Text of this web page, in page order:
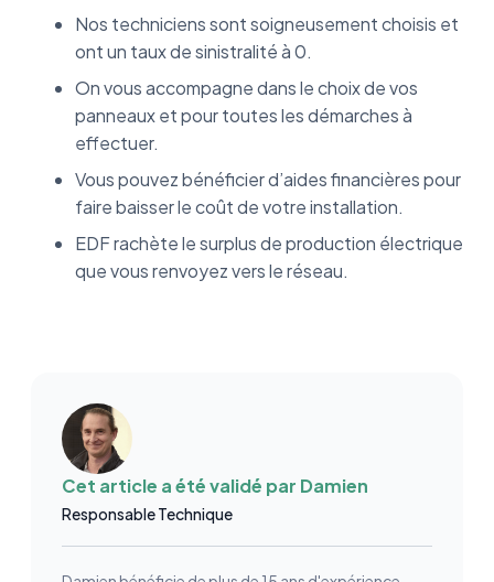
Nos techniciens sont soigneusement choisis et
ont un taux de sinistralité à 0.
On vous accompagne dans le choix de vos
panneaux et pour toutes les démarches à
effectuer.
Vous pouvez bénéficier d’aides financières pour
faire baisser le coût de votre installation.
EDF rachète le surplus de production électrique
que vous renvoyez vers le réseau.
Cet article a été validé par Damien
Responsable Technique